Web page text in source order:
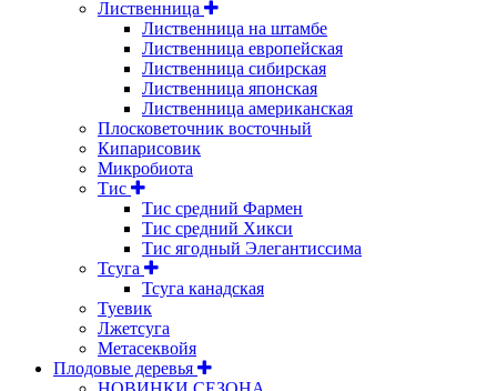
Лиственница
Лиственница на штамбе
Лиственница европейская
Лиственница сибирская
Лиственница японская
Лиственница американская
Плосковеточник восточный
Кипарисовик
Микробиота
Тис
Тис средний Фармен
Тис средний Хикси
Тис ягодный Элегантиссима
Тсуга
Тсуга канадская
Туевик
Лжетсуга
Метасеквойя
Плодовые деревья